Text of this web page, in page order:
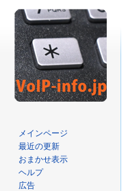
メインページ
最近の更新
おまかせ表示
ヘルプ
広告